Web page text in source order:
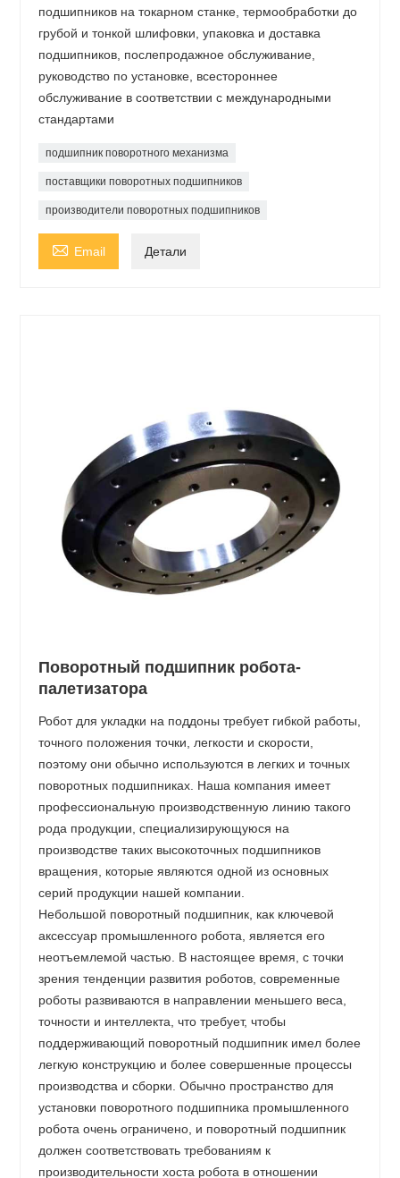
подшипников на токарном станке, термообработки до
грубой и тонкой шлифовки, упаковка и доставка
подшипников, послепродажное обслуживание,
руководство по установке, всестороннее
обслуживание в соответствии с международными
стандартами
подшипник поворотного механизма
поставщики поворотных подшипников
производители поворотных подшипников
 Email Детали
Поворотный подшипник робота-
палетизатора
Робот для укладки на поддоны требует гибкой работы,
точного положения точки, легкости и скорости,
поэтому они обычно используются в легких и точных
поворотных подшипниках. Наша компания имеет
профессиональную производственную линию такого
рода продукции, специализирующуюся на
производстве таких высокоточных подшипников
вращения, которые являются одной из основных
серий продукции нашей компании.
Небольшой поворотный подшипник, как ключевой
аксессуар промышленного робота, является его
неотъемлемой частью. В настоящее время, с точки
зрения тенденции развития роботов, современные
роботы развиваются в направлении меньшего веса,
точности и интеллекта, что требует, чтобы
поддерживающий поворотный подшипник имел более
легкую конструкцию и более совершенные процессы
производства и сборки. Обычно пространство для
установки поворотного подшипника промышленного
робота очень ограничено, и поворотный подшипник
должен соответствовать требованиям к
производительности хоста робота в отношении